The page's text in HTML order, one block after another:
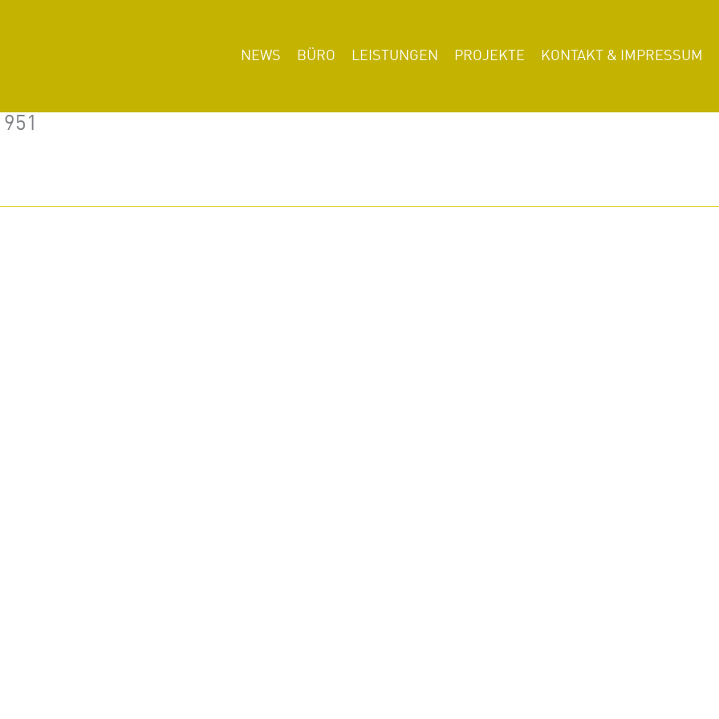
NEWS BÜRO LEISTUNGEN PROJEKTE KONTAKT & IMPRESSUM